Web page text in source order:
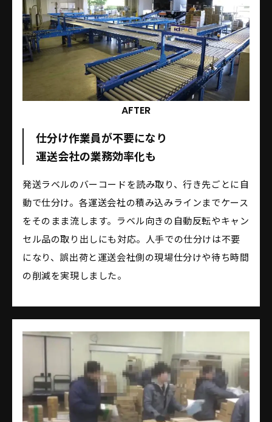
AFTER
仕分け作業員が不要になり
運送会社の業務効率化も
発送ラベルのバーコードを読み取り、行き先ごとに自
動で仕分け。各運送会社の積み込みラインまでケース
をそのまま流します。ラベル向きの自動反転やキャン
セル品の取り出しにも対応。人手での仕分けは不要
になり、誤出荷と運送会社側の現場仕分けや待ち時間
の削減を実現しました。